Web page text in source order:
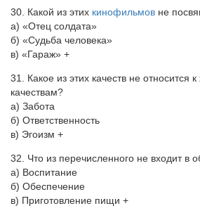
30. Какой из этих кинофильмов не
а) «Отец солдата»
б) «Судьба человека»
в) «Гараж» +
31. Какое из этих качеств не относится
качествам?
а) Забота
б) Ответственность
в) Эгоизм +
32. Что из перечисленного не входит в
а) Воспитание
б) Обеспечение
в) Приготовление пищи +